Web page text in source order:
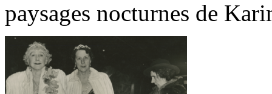
paysages nocturnes de